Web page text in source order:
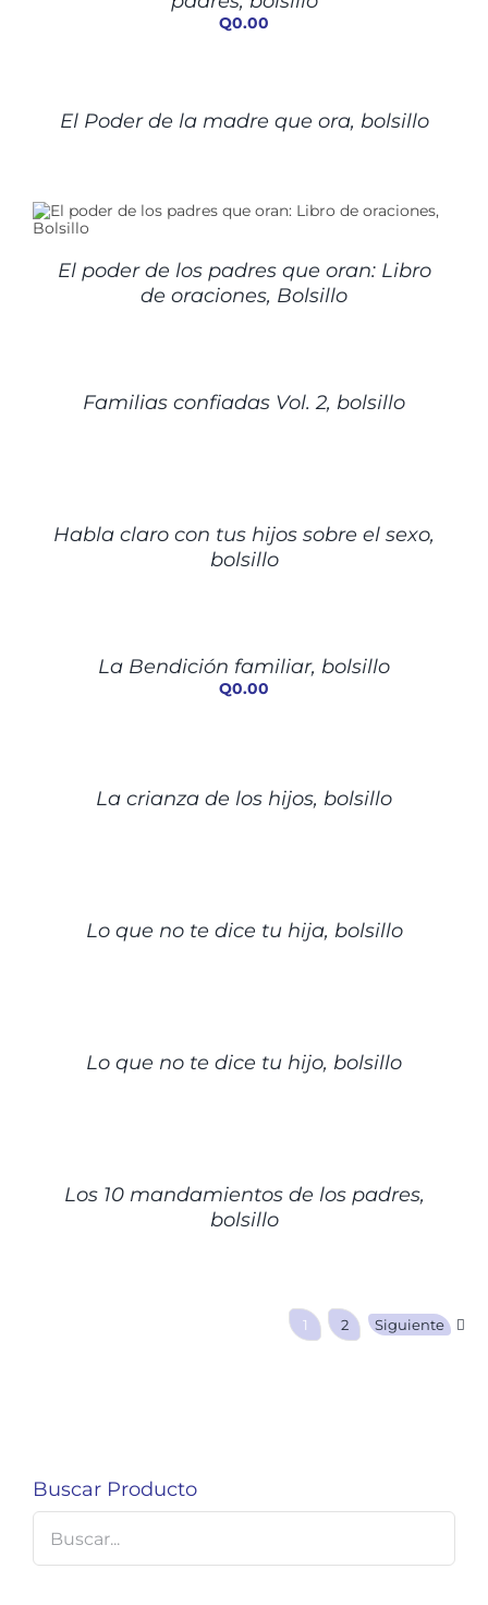
Q0.00
El Poder de la madre que ora, bolsillo
El poder de los padres que oran: Libro
de oraciones, Bolsillo
Familias confiadas Vol. 2, bolsillo
Habla claro con tus hijos sobre el sexo,
bolsillo
DETALLESLa Bendición familiar, bolsillo
Q0.00
La crianza de los hijos, bolsillo
Lo que no te dice tu hija, bolsillo
Lo que no te dice tu hijo, bolsillo
Los 10 mandamientos de los padres,
bolsillo
1 2 Siguiente
Buscar Producto